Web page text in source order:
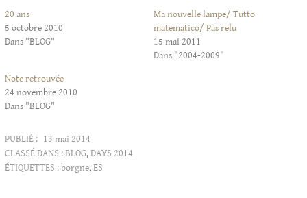
20 ans
5 octobre 2010
Dans "BLOG"
Ma nouvelle lampe/ Tutto
matematico/ Pas relu
15 mai 2011
Dans "2004-2009"
Note retrouvée
24 novembre 2010
Dans "BLOG"
PUBLIÉ : 13 mai 2014
CLASSÉ DANS :BLOG,DAYS 2014
ÉTIQUETTES : borgne,ES